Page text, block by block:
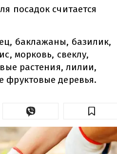
посадок считается
баклажаны, базилик,
морковь, свеклу,
растения, лилии,
фруктовые деревья.